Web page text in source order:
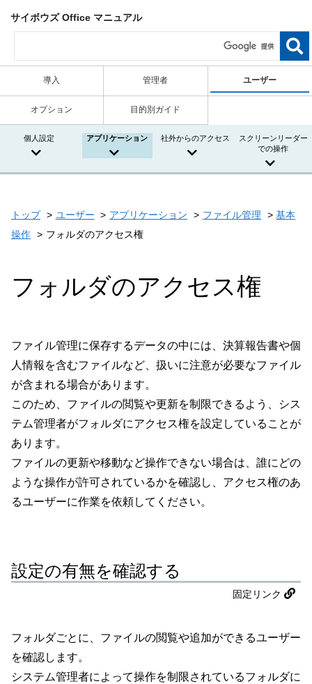
サイボウズ Office マニュアル
導入 管理者 ユーザー
オプション 目的別ガイド
個人設定 アプリケーション 社外からのアクセス
スクリーンリーダー
での操作
トップ ユーザー アプリケーション ファイル管理
基本
操作
フォルダのアクセス権
フォルダのアクセス権
ファイル管理に保存するデータの中には、決算報告書や個
人情報を含むファイルなど、扱いに注意が必要なファイル
が含まれる場合があります。
このため、ファイルの閲覧や更新を制限できるよう、シス
テム管理者がフォルダにアクセス権を設定していることが
あります。
ファイルの更新や移動など操作できない場合は、誰にどの
ような操作が許可されているかを確認し、アクセス権のあ
るユーザーに作業を依頼してください。
設定の有無を確認する
固定リンク
フォルダごとに、ファイルの閲覧や追加ができるユーザー
を確認します。
システム管理者によって操作を制限されているフォルダに